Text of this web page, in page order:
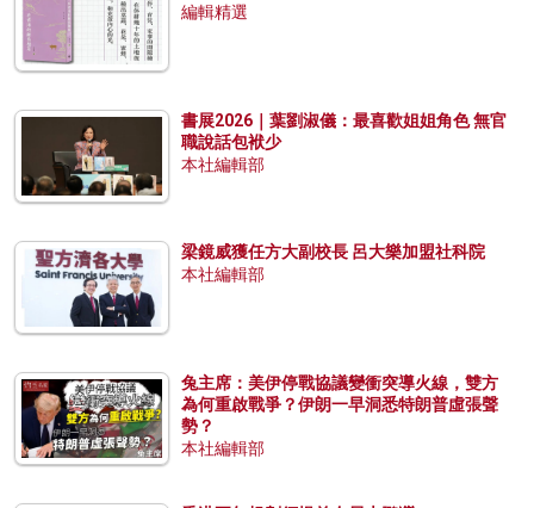
編輯精選
書展2026｜葉劉淑儀：最喜歡姐姐角色 無官
職說話包袱少
本社編輯部
梁鏡威獲任方大副校長 呂大樂加盟社科院
本社編輯部
兔主席：美伊停戰協議變衝突導火線，雙方
為何重啟戰爭？伊朗一早洞悉特朗普虛張聲
勢？
本社編輯部